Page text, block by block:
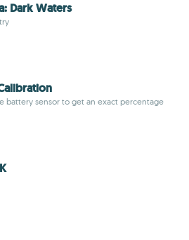
Dark Waters
battery sensor to get an exact percentage